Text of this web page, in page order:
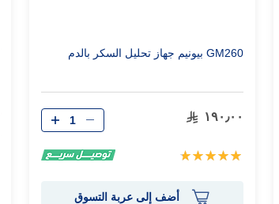
GM260 بيونيم جهاز تحليل السكر بالدم
١٩٠٫٠٠
تقييم:
الكمية
أضف إلى عربة التسوق